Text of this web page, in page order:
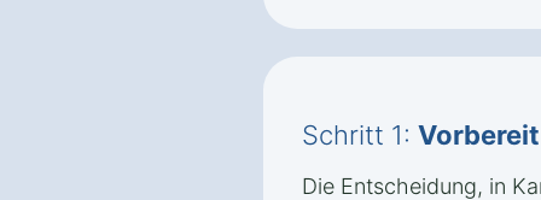
Schritt 1:
Die Entscheidung, in